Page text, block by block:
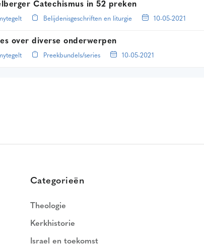
Catechismus in 52 preken
Belijdenisgeschriften en liturgie 10-05-2021
over diverse onderwerpen
Preekbundels/series 10-05-2021
Categorieën
Theologie
Kerkhistorie
Israel en toekomst